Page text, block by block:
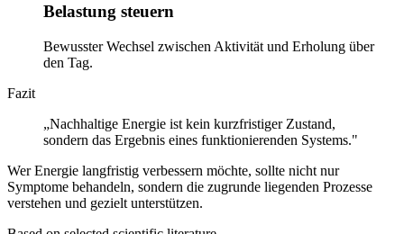
Belastung steuern
Bewusster Wechsel zwischen Aktivität und Erholung über
den Tag.
Fazit
„Nachhaltige Energie ist kein kurzfristiger Zustand,
sondern das Ergebnis eines funktionierenden Systems."
Wer Energie langfristig verbessern möchte, sollte nicht nur
Symptome behandeln, sondern die zugrunde liegenden Prozesse
verstehen und gezielt unterstützen.